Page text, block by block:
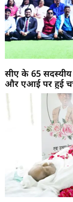
सीए के 65
और एआई पर हुई